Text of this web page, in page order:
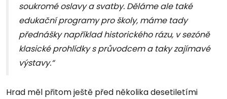
soukromé oslavy a svatby. Děláme ale také
edukační programy pro školy, máme tady
přednášky například historického rázu, v sezóně
klasické prohlídky s průvodcem a taky zajímavé
výstavy.“
Hrad měl přitom ještě před několika desetiletími